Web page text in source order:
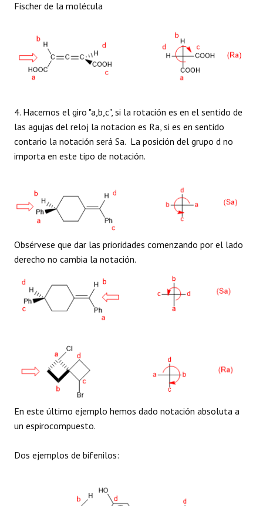
Fischer de la molécula
4. Hacemos el giro "a,b,c", si la rotación es en el sentido de
las agujas del reloj la notacion es Ra, si es en sentido
contario la notación será Sa. La posición del grupo d no
importa en este tipo de notación.
Obsérvese que dar las prioridades comenzando por el lado
derecho no cambia la notación.
En este último ejemplo hemos dado notación absoluta a
un espirocompuesto.
Dos ejemplos de bifenilos: